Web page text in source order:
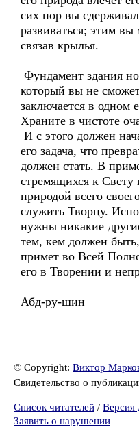
сих пор вы
развиваться; этим
связав крылья.
Фундамент здания
который вы не
заключается в одном
Храните в чистоте
И с этого должен
его задача, что
должен стать. В
стремящихся к
природой всего
служить Творцу.
нужны никакие
тем, кем должен
примет во Всей
его в Творении и
Абд-ру-шин
© Copyright: Виктор
Свидетельство о
Список читателей / Версия
Заявить о нарушении